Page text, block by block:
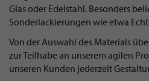
Glas oder Edelstahl. Besonders
Sonderlackierungen wie etwa
Von der Auswahl des Materials
zur Teilhabe an unserem agilen
unseren Kunden jederzeit